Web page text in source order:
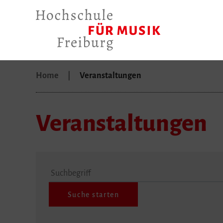
Home Veranstaltungen
Veranstaltungen
Suchbegriff